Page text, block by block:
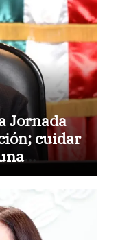
Jornada
cuidar